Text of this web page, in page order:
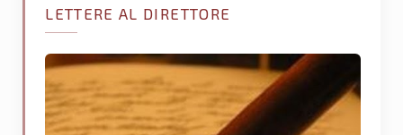
LETTERE AL DIRETTORE